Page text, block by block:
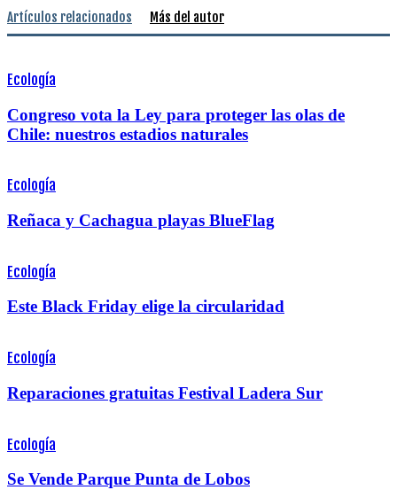
Artículos relacionados Más del autor
Ecología
Congreso vota la Ley para proteger las olas de
Chile: nuestros estadios naturales
Ecología
Reñaca y Cachagua playas BlueFlag
Ecología
Este Black Friday elige la circularidad
Ecología
Reparaciones gratuitas Festival Ladera Sur
Ecología
Se Vende Parque Punta de Lobos